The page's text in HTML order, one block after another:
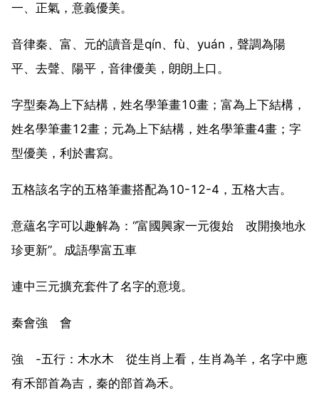
一、正氣，意義優美。
音律秦、富、元的讀音是qín、fù、yuán，聲調為陽
平、去聲、陽平，音律優美，朗朗上口。
字型秦為上下結構，姓名學筆畫10畫；富為上下結構，
姓名學筆畫12畫；元為上下結構，姓名學筆畫4畫；字
型優美，利於書寫。
五格該名字的五格筆畫搭配為10-12-4，五格大吉。
意蘊名字可以趣解為：“富國興家一元復始 改開換地永
珍更新”。成語學富五車
連中三元擴充套件了名字的意境。
秦會強 會
強 -五行：木水木 從生肖上看，生肖為羊，名字中應
有禾部首為吉，秦的部首為禾。